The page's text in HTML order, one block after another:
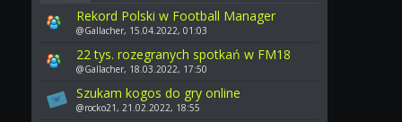
Rekord Polski w Football Manager
@Gallacher, 15.04.2022, 01:03
22 tys. rozegranych spotkań w FM18
@Gallacher, 18.03.2022, 17:50
Szukam kogos do gry online
@rocko21, 21.02.2022, 18:55